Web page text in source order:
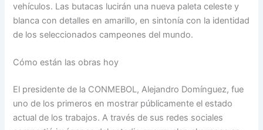
vehículos. Las butacas lucirán una nueva paleta celeste y
blanca con detalles en amarillo, en sintonía con la identidad
de los seleccionados campeones del mundo.
Cómo están las obras hoy
El presidente de la CONMEBOL, Alejandro Domínguez, fue
uno de los primeros en mostrar públicamente el estado
actual de los trabajos. A través de sus redes sociales